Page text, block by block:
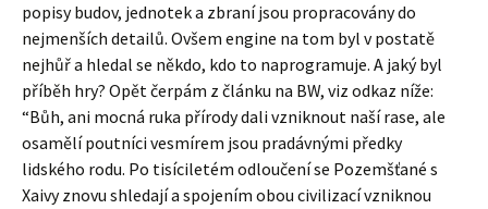
popisy budov, jednotek a zbraní jsou propracovány do
nejmenších detailů. Ovšem engine na tom byl v postatě
nejhůř a hledal se někdo, kdo to naprogramuje. A jaký byl
příběh hry? Opět čerpám z článku na BW, viz odkaz níže:
“Bůh, ani mocná ruka přírody dali vzniknout naší rase, ale
osamělí poutníci vesmírem jsou pradávnými předky
lidského rodu. Po tisíciletém odloučení se Pozemšťané s
Xaivy znovu shledají a spojením obou civilizací vzniknou